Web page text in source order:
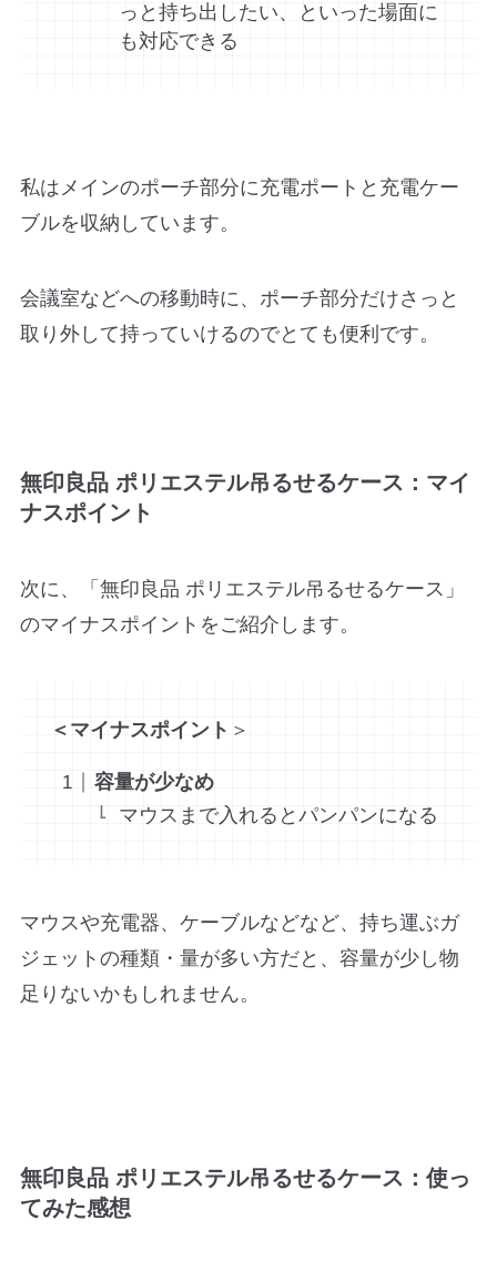
っと持ち出したい、といった場面に
も対応できる
私はメインのポーチ部分に充電ポートと充電ケー
ブルを収納しています。
会議室などへの移動時に、ポーチ部分だけさっと
取り外して持っていけるのでとても便利です。
無印良品 ポリエステル吊るせるケース：マイ
ナスポイント
次に、「無印良品 ポリエステル吊るせるケース」
のマイナスポイントをご紹介します。
＜マイナスポイント ＞
容量が少なめ
マウスまで入れるとパンパンになる
マウスや充電器、ケーブルなどなど、持ち運ぶガ
ジェットの種類・量が多い方だと、容量が少し物
足りないかもしれません。
無印良品 ポリエステル吊るせるケース：使っ
てみた感想